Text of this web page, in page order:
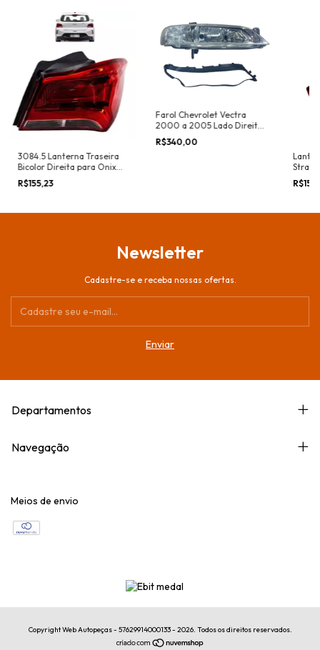
3084.5 Lanterna Traseira
Bicolor Direita para Onix
2017 a 2020 LT/LTZ - WA
01.01.00.01
R$155,23
Farol Chevrolet Vectra
2000 a 2005 Lado Direito
(Passageiro)
R$340,00
Newsletter
Cadastre-se e receba nossas ofertas.
Departamentos
Navegação
Meios de envio
Copyright Web Autopeças - 57629914000133 - 2026. Todos os direitos reservados.